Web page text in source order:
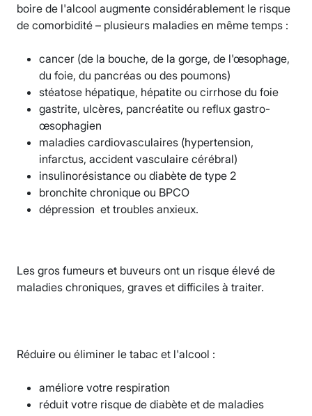
boire de l'alcool augmente considérablement le risque
de comorbidité – plusieurs maladies en même temps :
cancer (de la bouche, de la gorge, de l'œsophage,
du foie, du pancréas ou des poumons)
stéatose hépatique, hépatite ou cirrhose du foie
gastrite, ulcères, pancréatite ou reflux gastro-
œsophagien
maladies cardiovasculaires (hypertension,
infarctus, accident vasculaire cérébral)
insulinorésistance ou diabète de type 2
bronchite chronique ou BPCO
dépression et troubles anxieux.
Les gros fumeurs et buveurs ont un risque élevé de
maladies chroniques, graves et difficiles à traiter.
Réduire ou éliminer le tabac et l'alcool :
améliore votre respiration
réduit votre risque de diabète et de maladies